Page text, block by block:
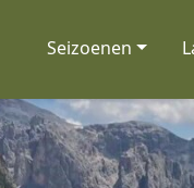
Seizoenen